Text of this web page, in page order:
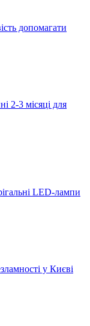
допомагати
2-3 місяці для
LED-лампи
у Києві